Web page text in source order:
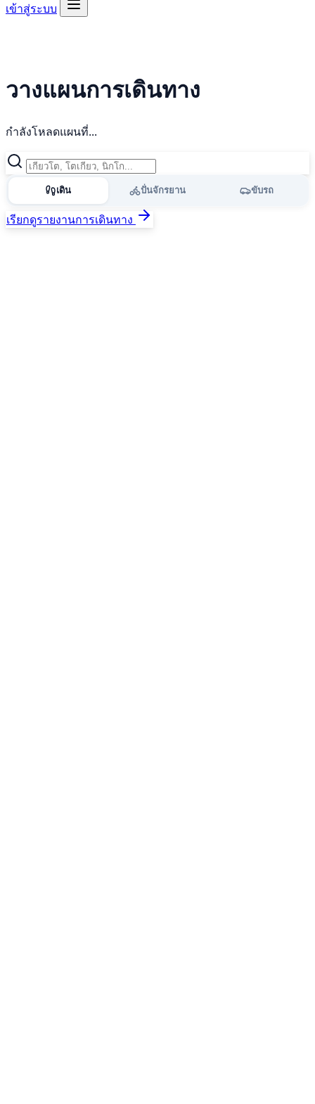
เข้าสู่ระบบ
วางแผนการเดินทาง
กำลังโหลดแผนที่...
เดิน ปั่นจักรยาน ขับรถ
เรียกดูรายงานการเดินทาง